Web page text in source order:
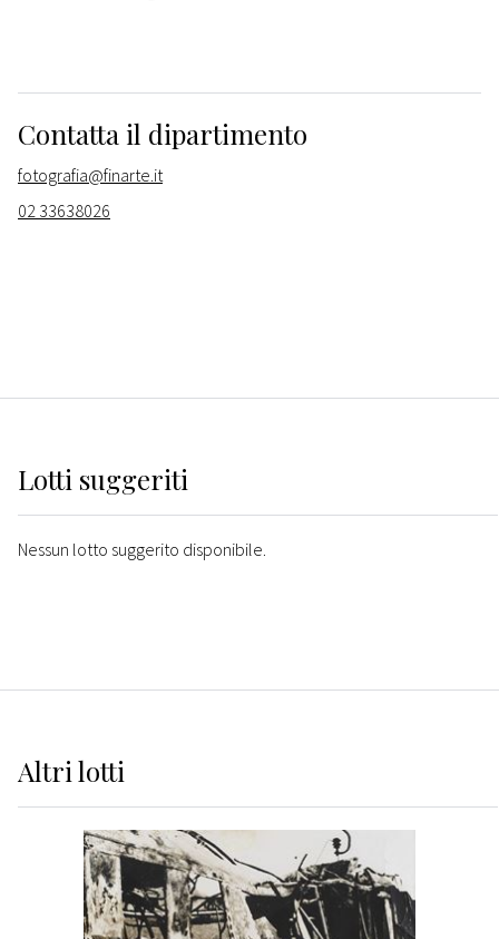
Contatta il dipartimento
fotografia@finarte.it
02 33638026
Lotti suggeriti
Nessun lotto suggerito disponibile.
Altrilotti